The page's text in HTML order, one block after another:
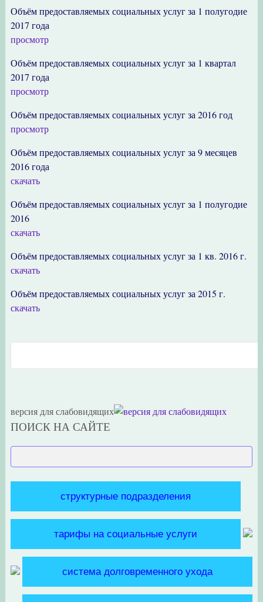
Объём предоставляемых социальных услуг за 1 полугодие
2017 года
просмотр
Объём предоставляемых социальных услуг за 1 квартал
2017 года
просмотр
Объём предоставляемых социальных услуг за 2016 год
просмотр
Объём предоставляемых социальных услуг за 9 месяцев
2016 года
скачать
Объём предоставляемых социальных услуг за 1 полугодие
2016
скачать
Объём предоставляемых социальных услуг за 1 кв. 2016 г.
скачать
Объём предоставляемых социальных услуг за 2015 г.
скачать
версия для слабовидящих
ПОИСК НА САЙТЕ
структурные подразделения
тарифы на социальные услуги
система долговременного ухода